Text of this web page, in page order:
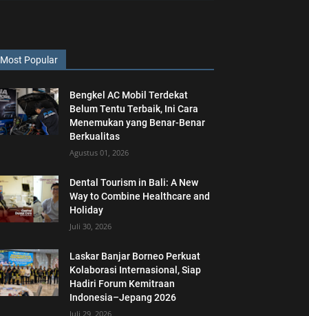
Most Popular
Bengkel AC Mobil Terdekat
Belum Tentu Terbaik, Ini Cara
Menemukan yang Benar-Benar
Berkualitas
Agustus 01, 2026
Dental Tourism in Bali: A New
Way to Combine Healthcare and
Holiday
Juli 30, 2026
Laskar Banjar Borneo Perkuat
Kolaborasi Internasional, Siap
Hadiri Forum Kemitraan
Indonesia–Jepang 2026
Juli 29, 2026